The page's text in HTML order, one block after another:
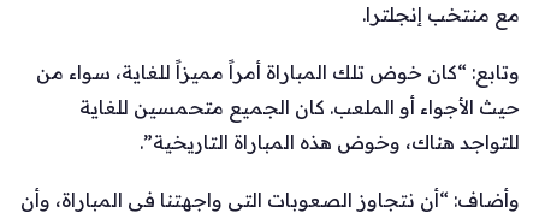
مع منتخب إنجلترا.
وتابع: “كان خوض تلك المباراة أمراً مميزاً للغاية، سواء من
حيث الأجواء أو الملعب. كان الجميع متحمسين للغاية
للتواجد هناك، وخوض هذه المباراة التاريخية”.
وأضاف: “أن نتجاوز الصعوبات التي واجهتنا في المباراة، وأن